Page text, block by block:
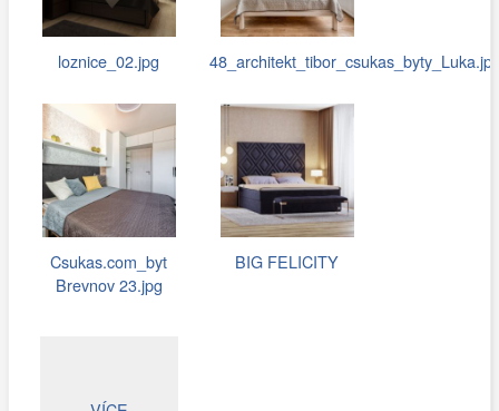
loznice_02.jpg
Csukas.com_byt
Brevnov 23.jpg
BIG FELICITY